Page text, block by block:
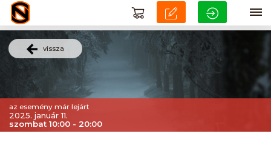
vissza
az esemény már lejárt
2025. január 11.
szombat 10:00 - 20:00